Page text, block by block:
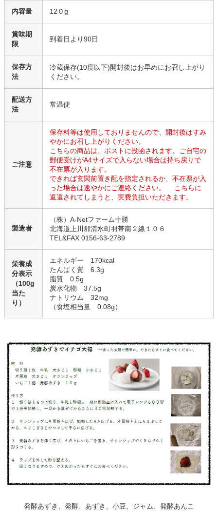
内容量 12０g
賞味期
限
到着日より90日
保存方
法
冷蔵保存(10度以下)開封後はお早めにお召し上がり
ください。
配送方
法
常温便
ご注意
保存料等は使用しておりませんので、開封後はすみ
やかにお召し上がりください。
こちらの商品は、ポストに投函されます。ご自宅の
郵便受けがA4サイズで入らない場合は持ち戻りで
不在票が入ります。
できれば玄関前置き配を指定されるか、不在票が入
った場合は速やかにご連絡ください。 こちらに
返還されてしまうと、実費負担いただきます。
製造者
（株）A-Netファーム十勝
北海道上川郡清水町羽帯南２線１０６
TEL&FAX 0156-63-2789
栄養成
分表示
（100g
当た
り）
エネルギー 170kcal
たんぱく質 6.3g
脂質 0.5g
炭水化物 37.5g
ナトリウム 32mg
（食塩相当量 0.08g）
発酵あずき、発酵、あずき、小豆、ジャム、発酵あんこ